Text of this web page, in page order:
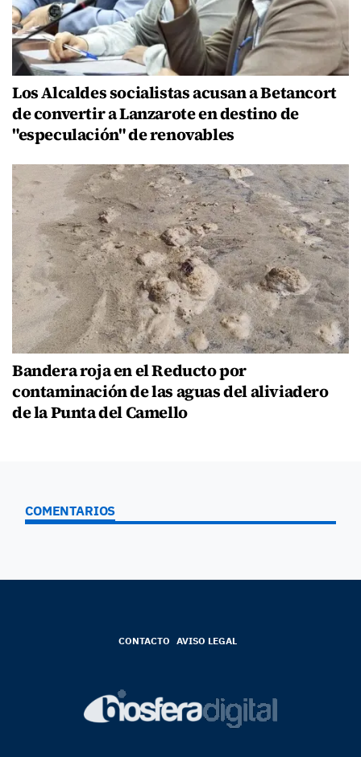
Los Alcaldes socialistas acusan a Betancort
de convertir a Lanzarote en destino de
"especulación" de renovables
Bandera roja en el Reducto por
contaminación de las aguas del aliviadero
de la Punta del Camello
COMENTARIOS
CONTACTO AVISO LEGAL